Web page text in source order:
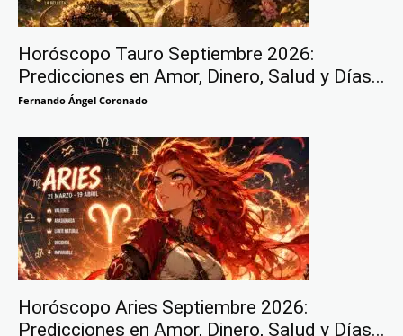
Horóscopo Tauro Septiembre 2026:
Predicciones en Amor, Dinero, Salud y Días...
Fernando Ángel Coronado -
Horóscopo Aries Septiembre 2026:
Predicciones en Amor, Dinero, Salud y Días...